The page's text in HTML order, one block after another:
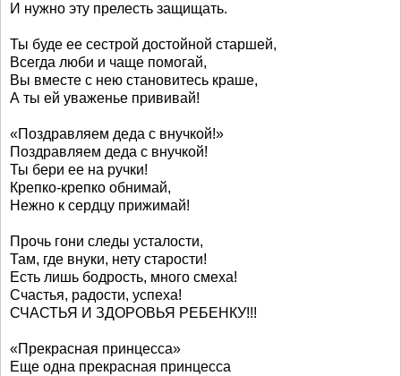
И нужно эту прелесть защищать.
Ты буде ее сестрой достойной старшей,
Всегда люби и чаще помогай,
Вы вместе с нею становитесь краше,
А ты ей уваженье прививай!
«Поздравляем деда с внучкой!»
Поздравляем деда с внучкой!
Ты бери ее на ручки!
Крепко-крепко обнимай,
Нежно к сердцу прижимай!
Прочь гони следы усталости,
Там, где внуки, нету старости!
Есть лишь бодрость, много смеха!
Счастья, радости, успеха!
СЧАСТЬЯ И ЗДОРОВЬЯ РЕБЕНКУ!!!
«Прекрасная принцесса»
Еще одна прекрасная принцесса